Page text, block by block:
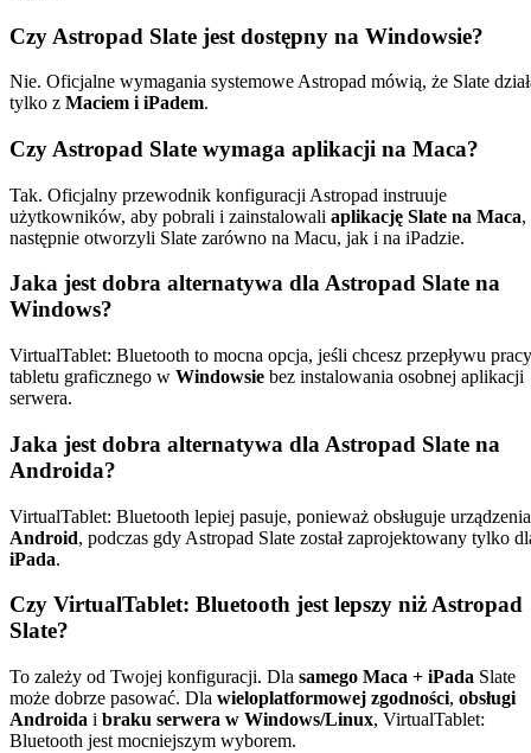
Czy Astropad Slate jest dostępny na Windowsie?
Nie. Oficjalne wymagania systemowe Astropad mówią, że Slate
tylko z Maciem i iPadem.
Czy Astropad Slate wymaga aplikacji na Maca?
Tak. Oficjalny przewodnik konfiguracji Astropad instruuje
użytkowników, aby pobrali i zainstalowali aplikację Slate na Maca,
następnie otworzyli Slate zarówno na Macu, jak i na iPadzie.
Jaka jest dobra alternatywa dla Astropad Slate na
Windows?
VirtualTablet: Bluetooth to mocna opcja, jeśli chcesz przepływu pracy
tabletu graficznego w Windowsie bez instalowania osobnej aplikacji
serwera.
Jaka jest dobra alternatywa dla Astropad Slate na
Androida?
VirtualTablet: Bluetooth lepiej pasuje, ponieważ obsługuje urządzenia
Android, podczas gdy Astropad Slate został zaprojektowany tylko
iPada.
Czy VirtualTablet: Bluetooth jest lepszy niż Astropad
Slate?
To zależy od Twojej konfiguracji. Dla samego Maca + iPada Slate
może dobrze pasować. Dla wieloplatformowej zgodności, obsługi
Androida i braku serwera w Windows/Linux, VirtualTablet:
Bluetooth jest mocniejszym wyborem.